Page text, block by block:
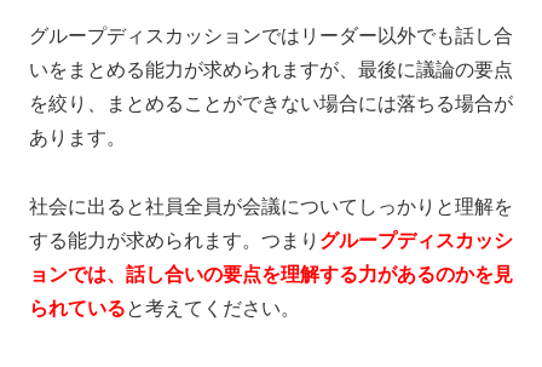
グループディスカッションではリーダー以外でも話し合
いをまとめる能力が求められますが、最後に議論の要点
を絞り、まとめることができない場合には落ちる場合が
あります。
社会に出ると社員全員が会議についてしっかりと理解を
する能力が求められます。つまり グループディスカッシ
ョンでは、話し合いの要点を理解する力があるのかを見
られていると考えてください。